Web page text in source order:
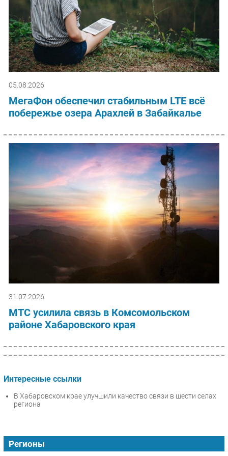
05.08.2026
МегаФон обеспечил стабильным LTE всё
побережье озера Арахлей в Забайкалье
31.07.2026
МТС усилила связь в Комсомольском
районе Хабаровского края
Интересные ссылки
В Хабаровском крае улучшили качество связи в шести селах
региона
Регионы